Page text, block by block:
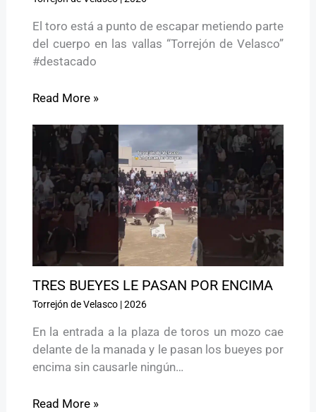
El toro está a punto de escapar metiendo parte
del cuerpo en las vallas “Torrejón de Velasco”
#destacado
Read More »
TRES BUEYES LE PASAN POR ENCIMA
Torrejón de Velasco|2026
En la entrada a la plaza de toros un mozo cae
delante de la manada y le pasan los bueyes por
encima sin causarle ningún…
Read More »